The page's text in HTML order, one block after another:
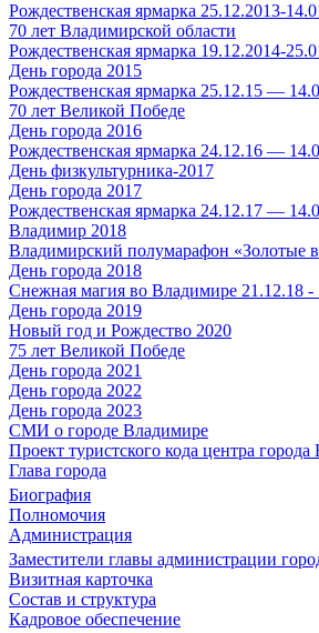
Рождественская ярмарка 25.12.2013-
70 лет Владимирской области
Рождественская ярмарка 19.12.2014-
День города 2015
Рождественская ярмарка 25.12.15 —
70 лет Великой Победе
День города 2016
Рождественская ярмарка 24.12.16 —
День физкультурника-2017
День города 2017
Рождественская ярмарка 24.12.17 —
Владимир 2018
Владимирский полумарафон «Золотые
День города 2018
Снежная магия во Владимире 21.12.18 -
День города 2019
Новый год и Рождество 2020
75 лет Великой Победе
День города 2021
День города 2022
День города 2023
СМИ о городе Владимире
Проект туристского кода центра
Глава города
Биография
Полномочия
Администрация
Заместители главы администрации
Визитная карточка
Состав и структура
Кадровое обеспечение